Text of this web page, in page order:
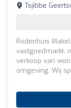
Tsjibbe
Rodenhuis
vastgoedmarkt,
verkoop van
omgeving. Wij